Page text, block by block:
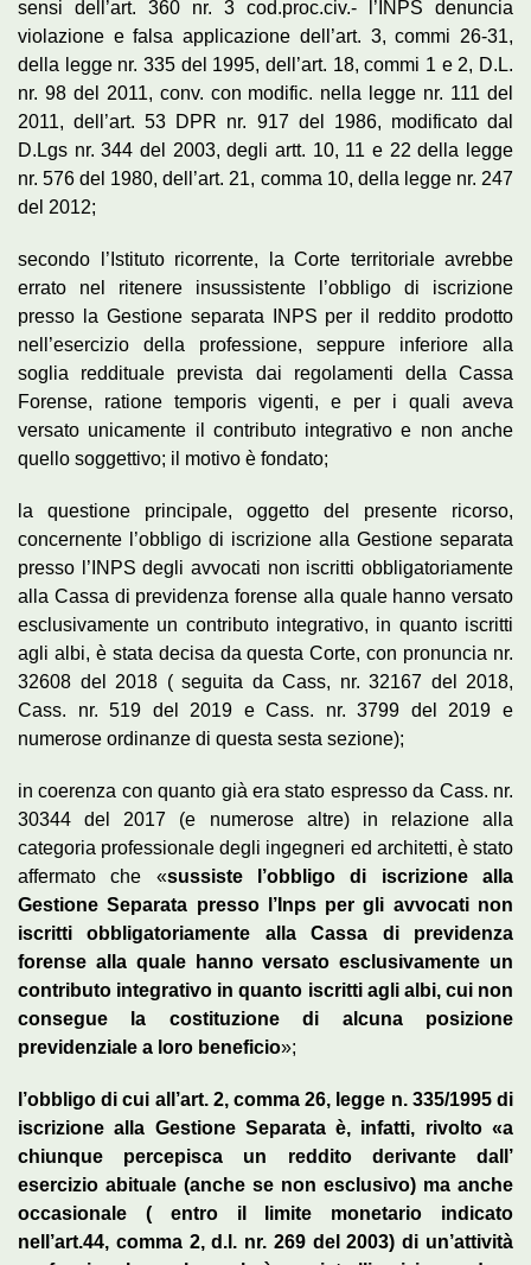
sensi dell’art. 360 nr. 3 cod.proc.civ.- l’INPS denuncia
violazione e falsa applicazione dell’art. 3, commi 26-31,
della legge nr. 335 del 1995, dell’art. 18, commi 1 e 2, D.L.
nr. 98 del 2011, conv. con modific. nella legge nr. 111 del
2011, dell’art. 53 DPR nr. 917 del 1986, modificato dal
D.Lgs nr. 344 del 2003, degli artt. 10, 11 e 22 della legge
nr. 576 del 1980, dell’art. 21, comma 10, della legge nr. 247
del 2012;
secondo l’Istituto ricorrente, la Corte territoriale avrebbe
errato nel ritenere insussistente l’obbligo di iscrizione
presso la Gestione separata INPS per il reddito prodotto
nell’esercizio della professione, seppure inferiore alla
soglia reddituale prevista dai regolamenti della Cassa
Forense, ratione temporis vigenti, e per i quali aveva
versato unicamente il contributo integrativo e non anche
quello soggettivo; il motivo è fondato;
la questione principale, oggetto del presente ricorso,
concernente l’obbligo di iscrizione alla Gestione separata
presso l’INPS degli avvocati non iscritti obbligatoriamente
alla Cassa di previdenza forense alla quale hanno versato
esclusivamente un contributo integrativo, in quanto iscritti
agli albi, è stata decisa da questa Corte, con pronuncia nr.
32608 del 2018 ( seguita da Cass, nr. 32167 del 2018,
Cass. nr. 519 del 2019 e Cass. nr. 3799 del 2019 e
numerose ordinanze di questa sesta sezione);
in coerenza con quanto già era stato espresso da Cass. nr.
30344 del 2017 (e numerose altre) in relazione alla
categoria professionale degli ingegneri ed architetti, è stato
affermato che «sussiste l’obbligo di iscrizione alla
Gestione Separata presso l’Inps per gli avvocati non
iscritti obbligatoriamente alla Cassa di previdenza
forense alla quale hanno versato esclusivamente un
contributo integrativo in quanto iscritti agli albi, cui non
consegue la costituzione di alcuna posizione
previdenziale a loro beneficio»;
l’obbligo di cui all’art. 2, comma 26, legge n. 335/1995 di
iscrizione alla Gestione Separata è, infatti, rivolto «a
chiunque percepisca un reddito derivante dall’
esercizio abituale (anche se non esclusivo) ma anche
occasionale ( entro il limite monetario indicato
nell’art.44, comma 2, d.l. nr. 269 del 2003) di un’attività